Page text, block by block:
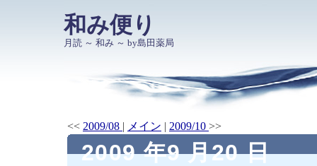
和み便り
月読 ～ 和み ～ by島田薬局
<< 2009/08 | メイン | 2009/10 >>
2009 年9 月20 日